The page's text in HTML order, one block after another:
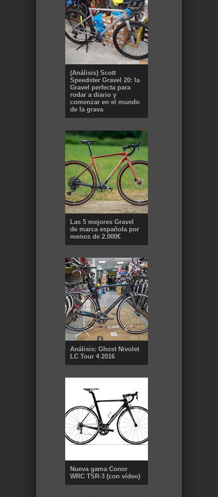
(Análisis) Scott
Speedster Gravel 20: la
Gravel perfecta para
rodar a diario y
comenzar en el mundo
de la grava
Las 5 mejores Gravel
de marca española por
menos de 2.000€
Análisis: Ghost Nivolet
LC Tour 4 2016
Nueva gama Conor
WRC TSR-3 (con vídeo)